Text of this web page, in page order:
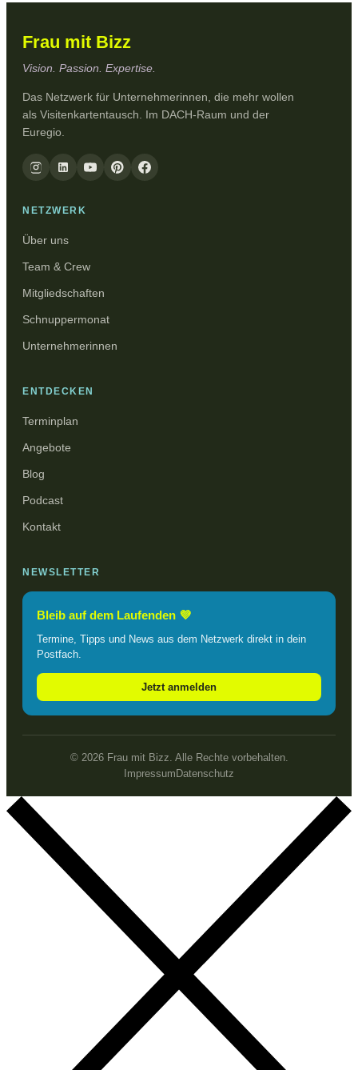
Frau mit Bizz
Vision. Passion. Expertise.
Das Netzwerk für Unternehmerinnen, die mehr wollen
als Visitenkartentausch. Im DACH-Raum und der
Euregio.
NETZWERK
Über uns
Team & Crew
Mitgliedschaften
Schnuppermonat
Unternehmerinnen
ENTDECKEN
Terminplan
Angebote
Blog
Podcast
Kontakt
NEWSLETTER
Bleib auf dem Laufenden 💜
Termine, Tipps und News aus dem Netzwerk direkt in dein
Postfach.
Jetzt anmelden
© 2026 Frau mit Bizz. Alle Rechte vorbehalten.
Impressum Datenschutz